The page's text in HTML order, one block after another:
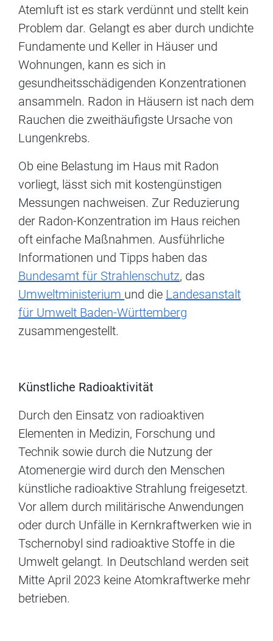
Atemluft ist es stark verdünnt und stellt kein
Problem dar. Gelangt es aber durch undichte
Fundamente und Keller in Häuser und
Wohnungen, kann es sich in
gesundheitsschädigenden Konzentrationen
ansammeln. Radon in Häusern ist nach dem
Rauchen die zweithäufigste Ursache von
Lungenkrebs.
Ob eine Belastung im Haus mit Radon
vorliegt, lässt sich mit kostengünstigen
Messungen nachweisen. Zur Reduzierung
der Radon-Konzentration im Haus reichen
oft einfache Maßnahmen. Ausführliche
Informationen und Tipps haben das
Bundesamt für Strahlenschutz, das
Umweltministerium und die Landesanstalt
für Umwelt Baden-Württemberg
zusammengestellt.
Künstliche Radioaktivität
Durch den Einsatz von radioaktiven
Elementen in Medizin, Forschung und
Technik sowie durch die Nutzung der
Atomenergie wird durch den Menschen
künstliche radioaktive Strahlung freigesetzt.
Vor allem durch militärische Anwendungen
oder durch Unfälle in Kernkraftwerken wie in
Tschernobyl sind radioaktive Stoffe in die
Umwelt gelangt. In Deutschland werden seit
Mitte April 2023 keine Atomkraftwerke mehr
betrieben.